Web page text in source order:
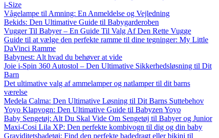
i-Size
Vågelampe til Amning: En Anmeldelse og Vejledning
Bekids: Den Ultimative Guide til Babygarderoben
Vugger Til Babyer – En Guide Til Valg Af Den Rette Vugge
Guide til at vælge den perfekte ramme til dine tegninger: My Little
DaVinci Ramme
Babynest: Alt hvad du behøver at vide
Joie i-Spin 360 Autostol – Den Ultimative Sikkerhedsløsning til Dit
Barn
Det ultimative valg af ammelamper og natlamper til dit barns
værelse
Medela Calma: Den Ultimative Løsning til Dit Barns Suttebehov
Yoyo Klapvogn: Den Ultimative Guide til Babyzen Yoyo
Baby Sengetøj: Alt Du Skal Vide Om Sengetøj til Babyer og Junior
Maxi-Cosi Lila XP: Den perfekte kombivogn til dig og din baby
Graviditetsbadetøj: Find den perfekte badedragt eller bikini til